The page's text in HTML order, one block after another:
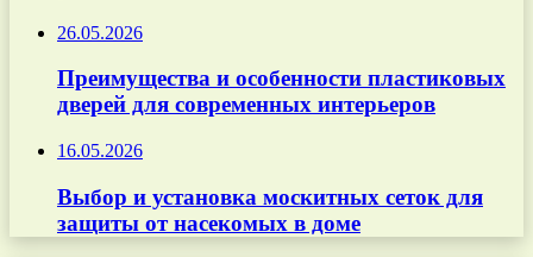
26.05.2026
Преимущества и особенности пластиковых
дверей для современных интерьеров
16.05.2026
Выбор и установка москитных сеток для
защиты от насекомых в доме